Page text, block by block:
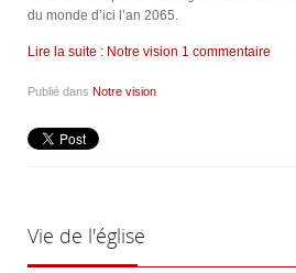
du monde d’ici l’an 2065.
Lire la suite : Notre vision 1 commentaire
Publié dans Notre vision
Vie de l'église